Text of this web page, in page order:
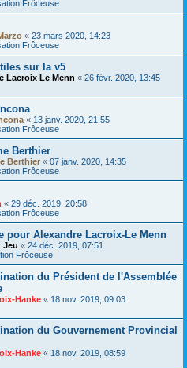
Frôceuse
« 23 mars 2020, 14:23
Frôceuse
sur la v5
Lacroix Le Menn « 26 févr. 2020, 13:45
« 13 janv. 2020, 21:55
Frôceuse
Berthier
Berthier « 07 janv. 2020, 14:35
Frôceuse
« 29 déc. 2019, 20:58
Frôceuse
pour Alexandre Lacroix-Le Menn
Jeu « 24 déc. 2019, 07:51
Frôceuse
du Président de l'Assemblée
Hanke « 18 nov. 2019, 09:03
du Gouvernement Provincial
Hanke « 18 nov. 2019, 08:59